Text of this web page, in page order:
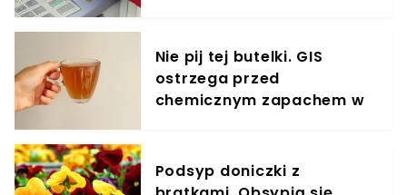
Nie pij tej butelki. GIS
ostrzega przed
chemicznym zapachem w
Podsyp doniczki z